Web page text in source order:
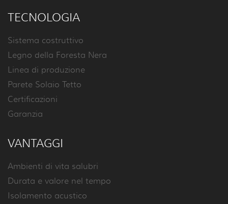
TECNOLOGIA
Sistema costruttivo
Legno della Foresta Nera
Linea di produzione
Parete Solaio Tetto
Certificazioni
Garanzia
VANTAGGI
Ambienti di vita salubri
Durata e valore nel tempo
Isolamento acustico